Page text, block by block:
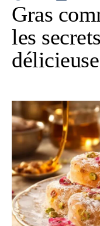
Gras
les
délicieuse